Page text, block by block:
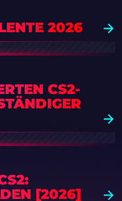
2026
CS2-
[2026]